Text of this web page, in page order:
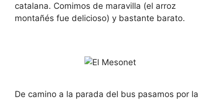
catalana. Comimos de maravilla (el arroz
montañés fue delicioso) y bastante barato.
De camino a la parada del bus pasamos por la